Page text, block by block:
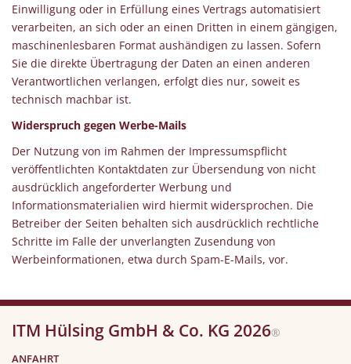
Einwilligung oder in Erfüllung eines Vertrags automatisiert
verarbeiten, an sich oder an einen Dritten in einem gängigen,
maschinenlesbaren Format aushändigen zu lassen. Sofern
Sie die direkte Übertragung der Daten an einen anderen
Verantwortlichen verlangen, erfolgt dies nur, soweit es
technisch machbar ist.
Widerspruch gegen Werbe-Mails
Der Nutzung von im Rahmen der Impressumspflicht
veröffentlichten Kontaktdaten zur Übersendung von nicht
ausdrücklich angeforderter Werbung und
Informationsmaterialien wird hiermit widersprochen. Die
Betreiber der Seiten behalten sich ausdrücklich rechtliche
Schritte im Falle der unverlangten Zusendung von
Werbeinformationen, etwa durch Spam-E-Mails, vor.
ITM Hülsing GmbH & Co. KG 2026®
ANFAHRT